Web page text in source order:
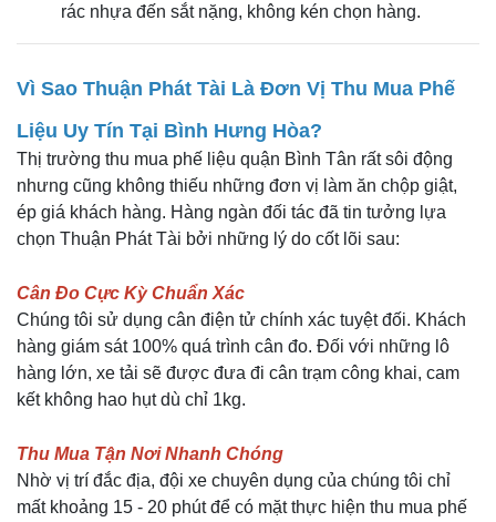
rác nhựa đến sắt nặng, không kén chọn hàng.
Vì Sao Thuận Phát Tài Là Đơn Vị Thu Mua Phế
Liệu Uy Tín Tại Bình Hưng Hòa?
Thị trường thu mua phế liệu quận Bình Tân rất sôi động
nhưng cũng không thiếu những đơn vị làm ăn chộp giật,
ép giá khách hàng. Hàng ngàn đối tác đã tin tưởng lựa
chọn Thuận Phát Tài bởi những lý do cốt lõi sau:
Cân Đo Cực Kỳ Chuẩn Xác
Chúng tôi sử dụng cân điện tử chính xác tuyệt đối. Khách
hàng giám sát 100% quá trình cân đo. Đối với những lô
hàng lớn, xe tải sẽ được đưa đi cân trạm công khai, cam
kết không hao hụt dù chỉ 1kg.
Thu Mua Tận Nơi Nhanh Chóng
Nhờ vị trí đắc địa, đội xe chuyên dụng của chúng tôi chỉ
mất khoảng 15 - 20 phút để có mặt thực hiện thu mua phế